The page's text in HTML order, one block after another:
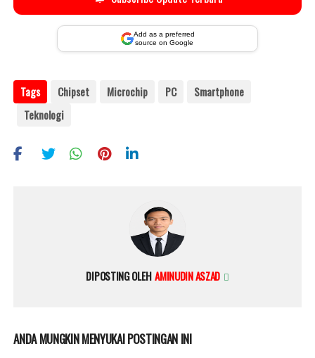
Add as a preferred
source on Google
Tags Chipset Microchip PC
Smartphone
Teknologi
DIPOSTING OLEH AMINUDIN ASZAD
ANDA MUNGKIN MENYUKAI POSTINGAN INI